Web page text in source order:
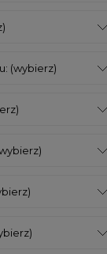
(wybierz)